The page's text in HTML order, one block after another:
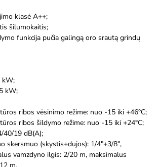
klasė A++;
šilumokaitis;
funkcija pučia galingą oro srautą grindų
kW;
kW;
ribos vėsinimo režime: nuo -15 iki +46°C;
ribos šildymo režime: nuo -15 iki +24°C;
40/19 dB(A);
skersmuo (skystis+dujos): 1/4″+3/8″,
vamzdyno ilgis: 2/20 m, maksimalus
m.